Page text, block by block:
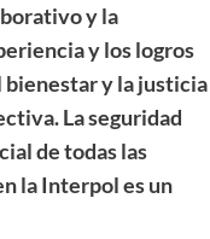
y la
y los logros
bienestar y la justicia
La seguridad
de todas las
la Interpol es un